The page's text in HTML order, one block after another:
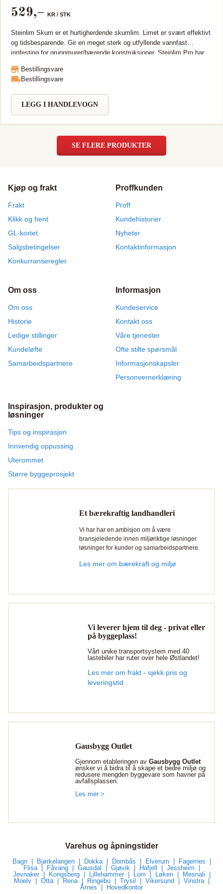
529,– KR / STK
Steinlim Skum er et hurtigherdende skumlim. Limet er svært effektivt
og tidsbesparende. Gir en meget sterk og utfyllende vannfast
innfesting for grunnmurer/bærende konstruksjoner. Steinlim Pro har
pistol. Det anbefales bruk av pistol da det gir bedre kontroll og
muligheter for å avbryte og gjenoppta arbeidet. Inne og utendørs
isolering Hurtigherdende Herder ekstra raskt med ESSVE aktivator,
effektiv herding ned til -18C, også i helt lufttette miljøer. Vannfast
Tåler ikke UV-lys, skal tildekkes/overmales Fikserer etter 10 min
Bestillingsvare
Bestillingsvare
LEGG I HANDLEVOGN
SE FLERE PRODUKTER
Kjøp og frakt
Frakt
Klikk og hent
GL-kortet
Salgsbetingelser
Konkurranseregler
Proffkunden
Proff
Kundehistorier
Nyheter
Kontaktinformasjon
Om oss
Om oss
Historie
Ledige stillinger
Kundeløfte
Samarbeidspartnere
Informasjon
Kundeservice
Kontakt oss
Våre tjenester
Ofte stilte spørsmål
Informasjonskapsler
Personvernerklæring
Inspirasjon, produkter og
løsninger
Tips og inspirasjon
Innvendig oppussing
Uterommet
Større byggeprosjekt
Et bærekraftig landhandleri
Vi har har en ambisjon om å være
bransjeledende innen miljøriktige løsninger
løsninger for kunder og samarbeidspartnere.
Les mer om bærekraft og miljø
Vi leverer hjem til deg - privat eller
på byggeplass!
Vårt unike transportsystem med 40
lastebiler har ruter over hele Østlandet!
Les mer om frakt - sjekk pris og
leveringstid
Gausbygg Outlet
Gjennom etableringen avGausbygg Outlet
ønsker vi å bidra til å skape et bedre miljø og
redusere mengden byggevare som havner på
avfallsplassen.
Les mer >
Varehus og åpningstider
Bagn Bjørkelangen Dokka Dombås Elverum
Fagernes
Flisa
Fåvang Gausdal Gjøvik Hafjell
Jessheim
Jevnaker
Kongsberg Lillehammer Lom Løken
Mesnali
Moelv
Otta Rena Ringebu Trysil Vikersund
Vinstra
Årnes
Hovedkontor